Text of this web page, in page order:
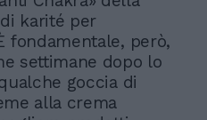
karité per
fondamentale, però,
settimane dopo lo
goccia di
alla crema